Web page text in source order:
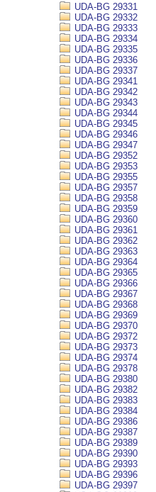
UDA-BG 29331
UDA-BG 29332
UDA-BG 29333
UDA-BG 29334
UDA-BG 29335
UDA-BG 29336
UDA-BG 29337
UDA-BG 29341
UDA-BG 29342
UDA-BG 29343
UDA-BG 29344
UDA-BG 29345
UDA-BG 29346
UDA-BG 29347
UDA-BG 29352
UDA-BG 29353
UDA-BG 29355
UDA-BG 29357
UDA-BG 29358
UDA-BG 29359
UDA-BG 29360
UDA-BG 29361
UDA-BG 29362
UDA-BG 29363
UDA-BG 29364
UDA-BG 29365
UDA-BG 29366
UDA-BG 29367
UDA-BG 29368
UDA-BG 29369
UDA-BG 29370
UDA-BG 29372
UDA-BG 29373
UDA-BG 29374
UDA-BG 29378
UDA-BG 29380
UDA-BG 29382
UDA-BG 29383
UDA-BG 29384
UDA-BG 29386
UDA-BG 29387
UDA-BG 29389
UDA-BG 29390
UDA-BG 29393
UDA-BG 29396
UDA-BG 29397